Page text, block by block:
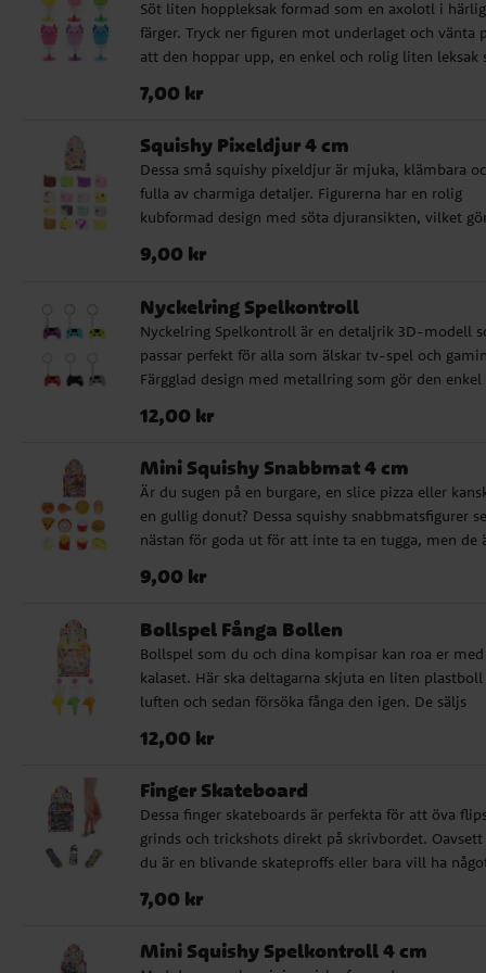
80 linjerade sidor ✔️ Spiralbunden modell som är
enkel att använda ✔️ Framsida och baksida med
effektfull 3D-bild
Söt liten hoppleksak formad som en axolotl i
färger. Tryck ner figuren mot underlaget och vänta
att den hoppar upp, en enkel och rolig liten leksak
liten överraskning till barnen. Hoppleksaken säljs
överraskning. Figuren finns i flera färgglada varianter
och är ca 4-5 cm hög. ✔ Säljs osorterade och
✔ Rolig liten present till kalaspåsar, fiskdamm och
barnkalas
Pris:7,00 kr
7,00 kr
Squishy Pixeldjur 4 cm
Dessa små squishy pixeldjur är mjuka, klämbara
fulla av charmiga detaljer. Figurerna har en rolig
kubformad design med söta djuransikten, vilket
överraskning till barn som gillar gulliga småsaker.
eller låt dem ligga framme som en söt liten
på skrivbordet, hyllan eller i barnrummet. ✔️
ca 4 cm ✔️ Säljs osorterade och styckvis ✔️ Ej
för barn under 3 år
Pris:9,00 kr
9,00 kr
Nyckelring Spelkontroll
Nyckelring Spelkontroll är en detaljrik 3D-modell
passar perfekt för alla som älskar tv-spel och
Färgglad design med metallring som gör den
present eller kalasöverraskning för spelintresserade
lämplig för barn under 3 år.
Pris:12,00 kr
12,00 kr
Mini Squishy Snabbmat 4 cm
Är du sugen på en burgare, en slice pizza eller
en gullig donut? Dessa squishy snabbmatsfigurer
nästan för goda ut för att inte ta en tugga, men de
stresslindring, lek eller som en rolig liten gåva. Lägg
en daglig dos mjuk och skojig underhållning! Säljs
osorterade och styckvis. Ej lämpliga för barn under
år.
Pris:9,00 kr
9,00 kr
Bollspel Fånga Bollen
Bollspel som du och dina kompisar kan roa er med
kalaset. Här ska deltagarna skjuta en liten plastboll
luften och sedan försöka fånga den igen. De säljs
lämpliga för barn under 3 år.
Pris:12,00 kr
12,00 kr
Finger Skateboard
Dessa finger skateboards är perfekta för att öva
grinds och trickshots direkt på skrivbordet.
du är en blivande skateproffs eller bara vill ha
Perfekta för skolbänken, kalaspåsar, piñatafyllning
landa den snyggaste ollien? Säljs osorterade och
Pris:7,00 kr
7,00 kr
Mini Squishy Spelkontroll 4 cm